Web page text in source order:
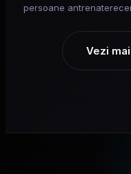
persoane antrenate
Vezi